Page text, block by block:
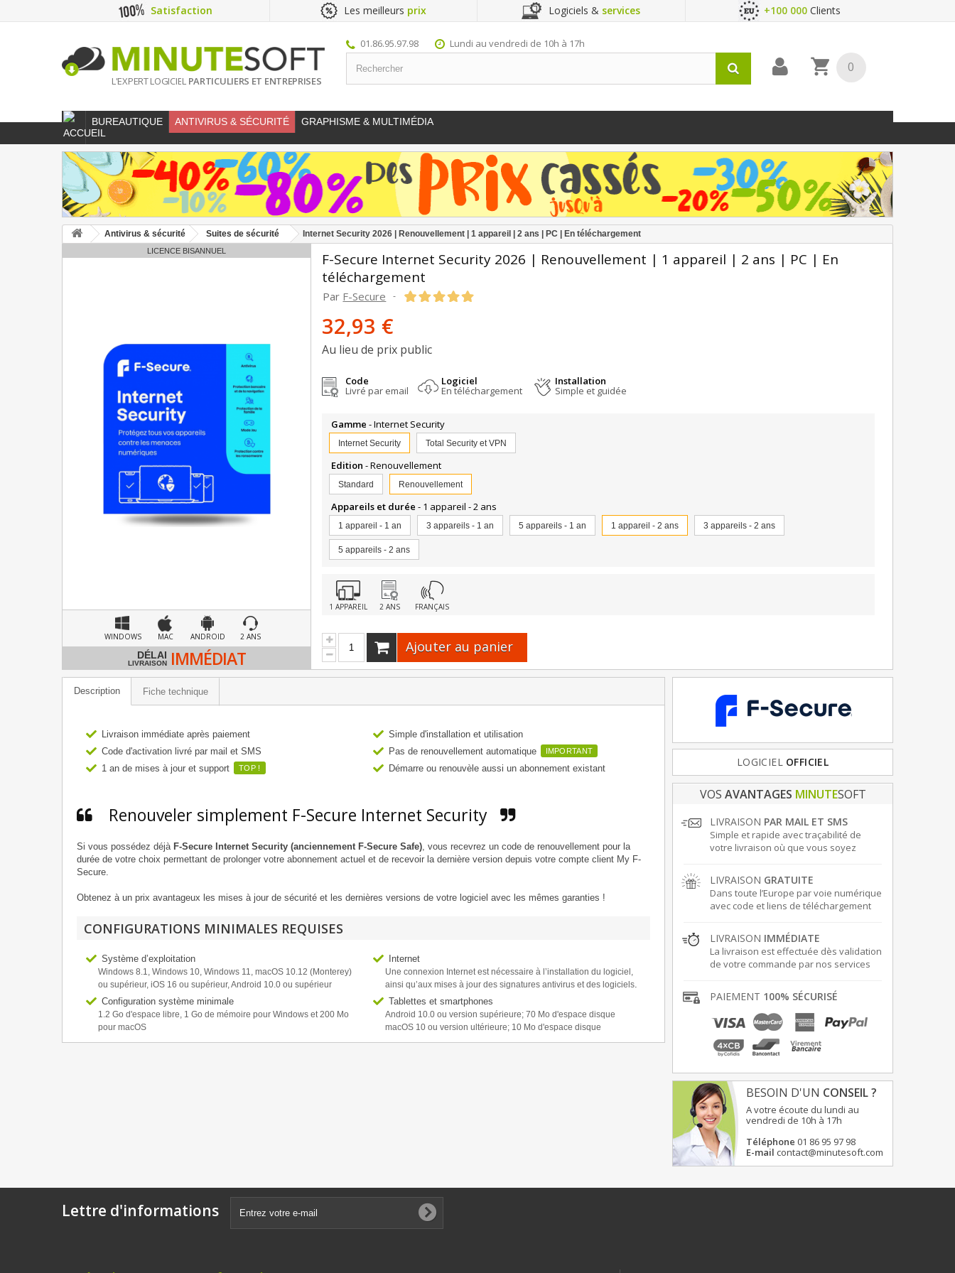
Satisfaction Les meilleurs prix Logiciels & services +100 000Clients
L'EXPERT LOGICIEL PARTICULIERS ET ENTREPRISES
01.86.95.97.98 Lundi au vendredi de 10h à 17h
0
BUREAUTIQUE ANTIVIRUS & SÉCURITÉ GRAPHISME & MULTIMÉDIA
Antivirus & sécurité Suites de sécurité Internet Security 2026 | Renouvellement | 1 appareil | 2 ans | PC | En téléchargement
LICENCE BISANNUEL
WINDOWS MAC ANDROID 2 ANS
DÉLAI
LIVRAISON IMMÉDIAT
F-Secure Internet Security 2026 | Renouvellement | 1 appareil | 2 ans | PC | En
téléchargement
Par F-Secure -
32,93 €
Au lieu de prix public
Code
Livré par email
Logiciel
En téléchargement
Installation
Simple et guidée
Gamme- Internet Security
Internet Security Total Security et VPN
Edition- Renouvellement
Standard Renouvellement
Appareils et durée- 1 appareil - 2 ans
1 appareil - 1 an 3 appareils - 1 an 5 appareils - 1 an 1 appareil - 2 ans 3 appareils - 2 ans
5 appareils - 2 ans
1 APPAREIL 2 ANS FRANÇAIS
Ajouter au panier
Description Fiche technique
Livraison immédiate après paiement
Code d'activation livré par mail et SMS
1 an de mises à jour et support
TOP !
Simple d'installation et utilisation
Pas de renouvellement automatique
IMPORTANT
Démarre ou renouvèle aussi un abonnement existant
Renouveler simplement F-Secure Internet Security
Si vous possédez déjà F-Secure Internet Security (anciennement F-Secure Safe), vous recevrez un code de renouvellement pour la
durée de votre choix permettant de prolonger votre abonnement actuel et de recevoir la dernière version depuis votre compte client My F-
Secure.
Obtenez à un prix avantageux les mises à jour de sécurité et les dernières versions de votre logiciel avec les mêmes garanties !
CONFIGURATIONS MINIMALES REQUISES
Système d’exploitation
Windows 8.1, Windows 10, Windows 11, macOS 10.12 (Monterey)
ou supérieur, iOS 16 ou supérieur, Android 10.0 ou supérieur
Configuration système minimale
1.2 Go d'espace libre, 1 Go de mémoire pour Windows et 200 Mo
pour macOS
Internet
Une connexion Internet est nécessaire à l’installation du logiciel,
ainsi qu’aux mises à jour des signatures antivirus et des logiciels.
Tablettes et smartphones
Android 10.0 ou version supérieure; 70 Mo d'espace disque
macOS 10 ou version ultérieure; 10 Mo d'espace disque
LOGICIEL OFFICIEL
FRANCE & EUROPE
VOS AVANTAGES MINUTESOFT
LIVRAISON PAR MAIL ET SMS
Simple et rapide avec traçabilité de
votre livraison où que vous soyez
LIVRAISON GRATUITE
Dans toute l’Europe par voie numérique
avec code et liens de téléchargement
LIVRAISON IMMÉDIATE
La livraison est effectuée dès validation
de votre commande par nos services
PAIEMENT 100% SÉCURISÉ
BESOIN D'UN CONSEIL ?
A votre écoute du lundi au
vendredi de 10h à 17h
Téléphone 01 86 95 97 98
E-mail contact@minutesoft.com
Lettre d'informations